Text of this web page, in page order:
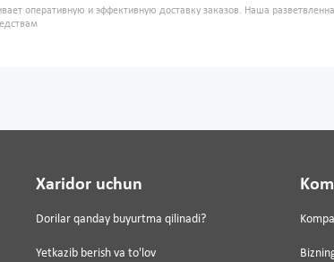
оперативную и эффективную доставку заказов. Наша
Xaridor uchun
Dorilar qanday buyurtma qilinadi?
Yetkazib berish va to'lov